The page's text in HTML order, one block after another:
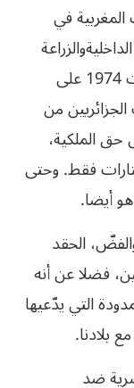
في
تعليمات بتاريخ 29 جويلية 1974 و20 أوت 1974 على
من
الملكية،
لا تتجاوز مساحتها 10 هكتارات فقط. وحتى
أيضا.
الحقد
فضلا عن أنه
التي يدّعيها
بلادنا.
ضد